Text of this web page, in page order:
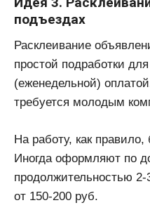
подъездах
Расклеивание
простой подработки
(еженедельной)
требуется молодым
На работу, как
Иногда оформляют по
продолжительностью
от 150-200 руб.